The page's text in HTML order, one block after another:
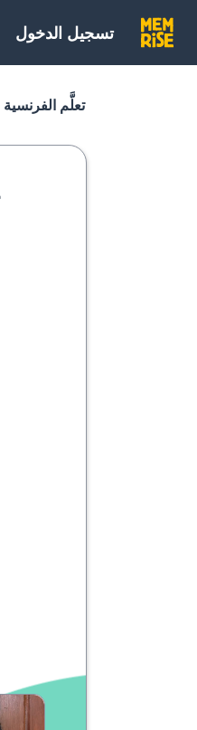
تسجيل الدخول
تعلَّم الفرنسية